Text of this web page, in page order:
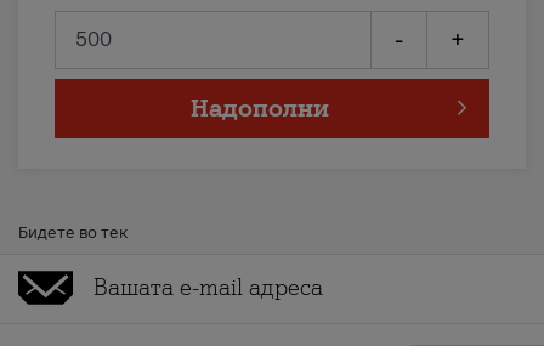
- +
Надополни
Бидете во тек